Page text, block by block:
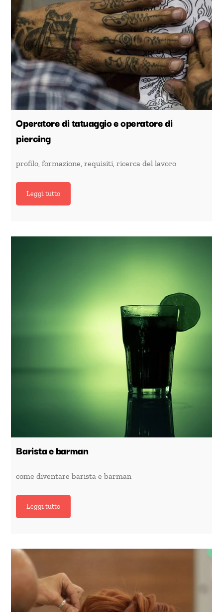
Operatore di tatuaggio e operatore di
piercing
profilo, formazione, requisiti, ricerca del lavoro
Leggi tutto
Barista e barman
come diventare barista e barman
Leggi tutto